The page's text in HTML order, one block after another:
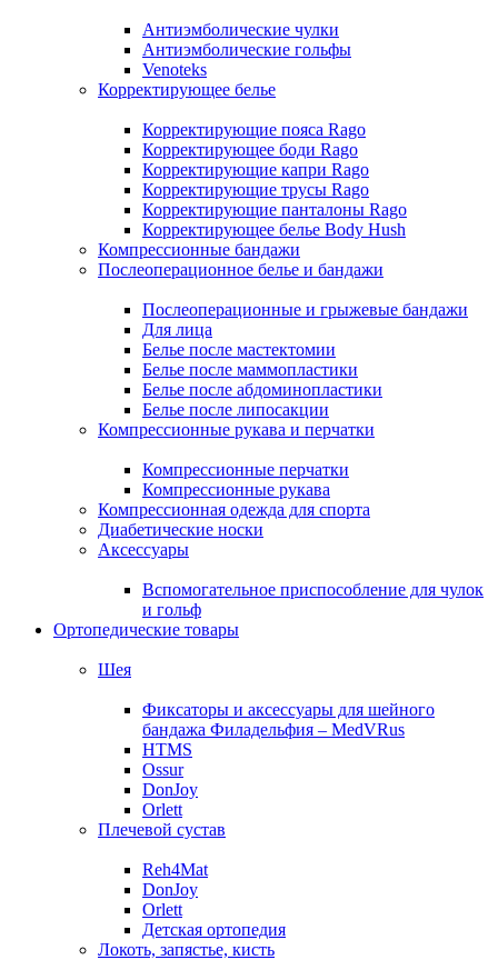
Антиэмболические чулки
Антиэмболические гольфы
Venoteks
Корректирующее белье
Корректирующие пояса Rago
Корректирующее боди Rago
Корректирующие капри Rago
Корректирующие трусы Rago
Корректирующие панталоны Rago
Корректирующее белье Body Hush
Компрессионные бандажи
Послеоперационное белье и бандажи
Послеоперационные и грыжевые бандажи
Для лица
Белье после мастектомии
Белье после маммопластики
Белье после абдоминопластики
Белье после липосакции
Компрессионные рукава и перчатки
Компрессионные перчатки
Компрессионные рукава
Компрессионная одежда для спорта
Диабетические носки
Аксессуары
Вспомогательное приспособление для чулок
и гольф
Ортопедические товары
Шея
Фиксаторы и аксессуары для шейного
бандажа Филадельфия – MedVRus
HTMS
Ossur
DonJoy
Orlett
Плечевой сустав
Reh4Mat
DonJoy
Orlett
Детская ортопедия
Локоть, запястье, кисть